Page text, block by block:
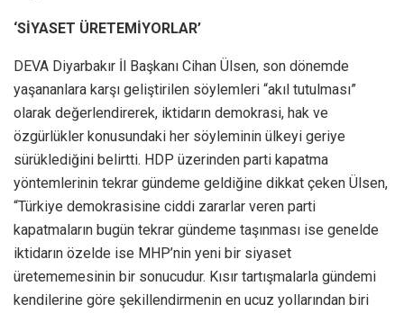
‘SİYASET ÜRETEMİYORLAR’
DEVA Diyarbakır İl Başkanı Cihan Ülsen, son dönemde
yaşananlara karşı geliştirilen söylemleri “akıl tutulması”
olarak değerlendirerek, iktidarın demokrasi, hak ve
özgürlükler konusundaki her söyleminin ülkeyi geriye
sürüklediğini belirtti. HDP üzerinden parti kapatma
yöntemlerinin tekrar gündeme geldiğine dikkat çeken Ülsen,
“Türkiye demokrasisine ciddi zararlar veren parti
kapatmaların bugün tekrar gündeme taşınması ise genelde
iktidarın özelde ise MHP’nin yeni bir siyaset
üretememesinin bir sonucudur. Kısır tartışmalarla gündemi
kendilerine göre şekillendirmenin en ucuz yollarından biri